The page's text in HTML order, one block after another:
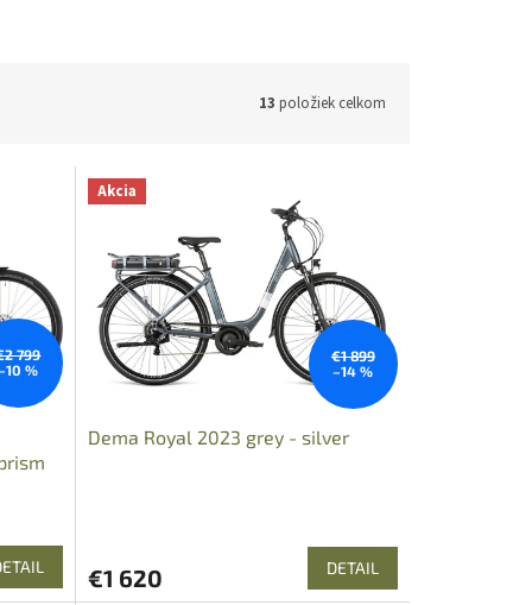
13 položiek celkom
799
%
Akcia
€1 899
–14 %
Dema Royal 2023 grey - silver
€1 620 DETAIL